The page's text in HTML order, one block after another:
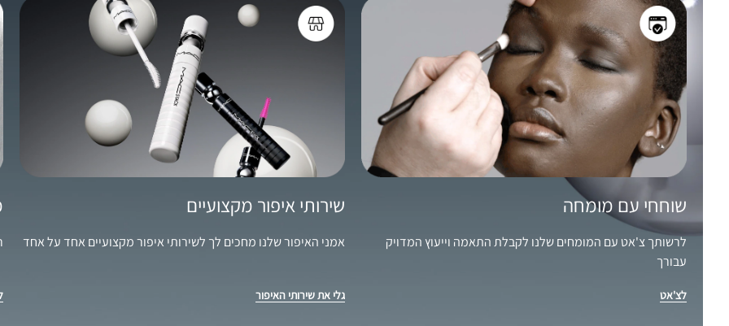
שוחחי עם מומחה
לרשותך צ'אט עם המומחים שלנו לקבלת התאמה וייעוץ המדויק
עבורך
לצ'אט
שירותי איפור מקצועיים
אמני האיפור שלנו מחכים לך לשירותי איפור מקצועיים אחד על אחד
גלי את שירותי האיפור